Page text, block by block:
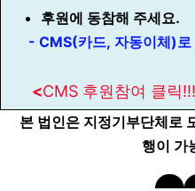
후원에 동참해 주세요.
- CMS(카드, 자동이체)로
<CMS 후원참여 클릭!!!
본 법인은 지정기부단체로
행이 가